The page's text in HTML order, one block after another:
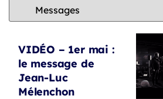
VIDÉO – 1er mai :
le message de
Jean-Luc
Mélenchon